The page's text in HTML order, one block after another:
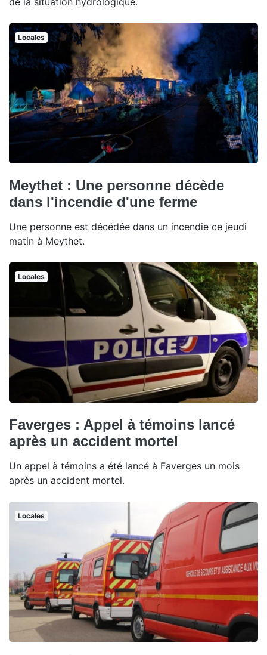
Locales
Meythet : Une personne décède
dans l'incendie d'une ferme
Une personne est décédée dans un incendie ce jeudi
matin à Meythet.
Locales
Faverges : Appel à témoins lancé
après un accident mortel
Un appel à témoins a été lancé à Faverges un mois
après un accident mortel.
Locales